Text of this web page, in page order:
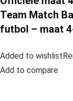
Team Match
futbol – maat
Added to
Add to compare